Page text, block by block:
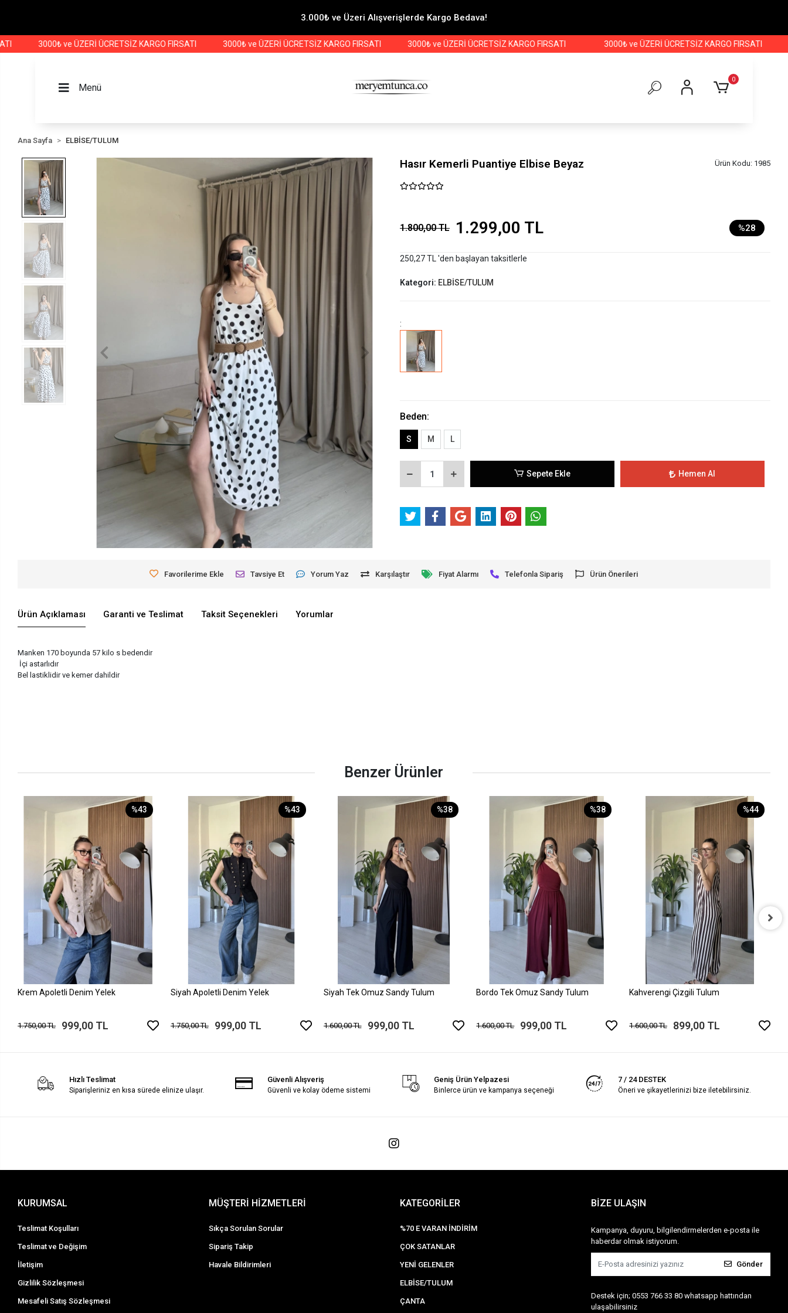
3.000₺ ve Üzeri Alışverişlerde Kargo Bedava!
3000₺ ve ÜZERİ ÜCRETSİZ KARGO FIRSATI 3000₺ ve ÜZERİ ÜCRETSİZ KARGO FIRSATI 3000₺ ve ÜZERİ ÜCRETSİZ KARGO FIRSATI 3000₺ ve ÜZERİ ÜCRETSİZ KARGO FIRSATI
Menü
0
Ana Sayfa ELBİSE/TULUM
Hasır Kemerli Puantiye Elbise Beyaz Ürün Kodu: 1985
1.800,00 TL 1.299,00 TL %28
250,27 TL 'den başlayan taksitlerle
Kategori: ELBİSE/TULUM
:
Beden:
S M L
Sepete Ekle Hemen Al
Favorilerime Ekle Tavsiye Et Yorum Yaz Karşılaştır Fiyat Alarmı Telefonla Sipariş Ürün Önerileri
Ürün Açıklaması Garanti ve Teslimat Taksit Seçenekleri Yorumlar
Manken 170 boyunda 57 kilo s bedendir
İçi astarlıdır
Bel lastiklidir ve kemer dahildir
Benzer Ürünler
%43
Krem Apoletli Denim Yelek
1.750,00 TL 999,00 TL
%43
Siyah Apoletli Denim Yelek
1.750,00 TL 999,00 TL
%38
Siyah Tek Omuz Sandy Tulum
1.600,00 TL 999,00 TL
%38
Bordo Tek Omuz Sandy Tulum
1.600,00 TL 999,00 TL
%44
Kahverengi Çizgili Tulum
1.600,00 TL 899,00 TL
Hızlı Teslimat
Siparişleriniz en kısa sürede elinize ulaşır.
Güvenli Alışveriş
Güvenli ve kolay ödeme sistemi
Geniş Ürün Yelpazesi
Binlerce ürün ve kampanya seçeneği
7 / 24 DESTEK
Öneri ve şikayetlerinizi bize iletebilirsiniz.
KURUMSAL
Teslimat Koşulları
Teslimat ve Değişim
İletişim
Gizlilik Sözleşmesi
Mesafeli Satış Sözleşmesi
MÜŞTERİ HİZMETLERİ
Sıkça Sorulan Sorular
Sipariş Takip
Havale Bildirimleri
KATEGORİLER
%70 E VARAN İNDİRİM
ÇOK SATANLAR
YENİ GELENLER
ELBİSE/TULUM
ÇANTA
BİZE ULAŞIN
Kampanya, duyuru, bilgilendirmelerden e-posta ile
haberdar olmak istiyorum.
Gönder
Destek için; 0553 766 33 80 whatsapp hattından
ulaşabilirsiniz